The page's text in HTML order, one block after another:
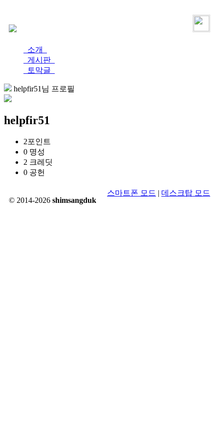
소개
게시판
토막글
helpfir51님 프로필
helpfir51
2포인트
0 명성
2 크레딧
0 공헌
© 2014-2026 shimsangduk
스마트폰 모드 | 데스크탑 모드